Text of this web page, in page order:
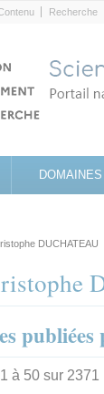
Recherche
DOMAINES
DUCHATEAU
à 50 sur 2371